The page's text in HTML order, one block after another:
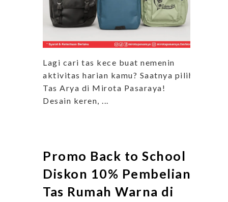
Lagi cari tas kece buat nemenin
aktivitas harian kamu? Saatnya pilih
Tas Arya di Mirota Pasaraya!
Desain keren, ...
Promo Back to School
Diskon 10% Pembelian
Tas Rumah Warna di